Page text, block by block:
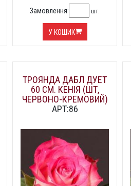
Замовлення: шт.
У КОШИК
ТРОЯНДА ДАБЛ ДУЕТ
60 СМ. КЕНІЯ (ШТ,
ЧЕРВОНО-КРЕМОВИЙ)
АРТ:86